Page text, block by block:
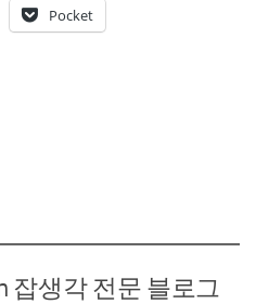
Pocket
잡생각 전문 블로그